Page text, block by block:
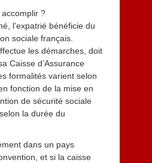
?
l’expatrié bénéficie du
sociale français.
les démarches, doit
Caisse d’Assurance
formalités varient selon
fonction de la mise en
de sécurité sociale
la durée du
dans un pays
et si la caisse